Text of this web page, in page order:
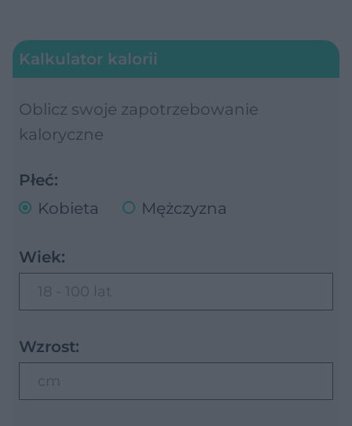
Kalkulator kalorii
Oblicz swoje zapotrzebowanie
kaloryczne
Płeć:
Kobieta
Mężczyzna
Wiek:
18 - 100 lat
Wzrost:
cm